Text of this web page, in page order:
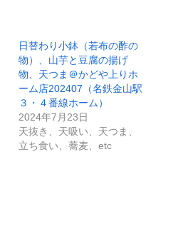
日替わり小鉢（若布の酢の
物）、山芋と豆腐の揚げ
物、天つま＠かどや上りホ
ーム店202407（名鉄金山駅
３・４番線ホーム）
2024年7月23日
天抜き、天吸い、天つま、
立ち食い、蕎麦、etc